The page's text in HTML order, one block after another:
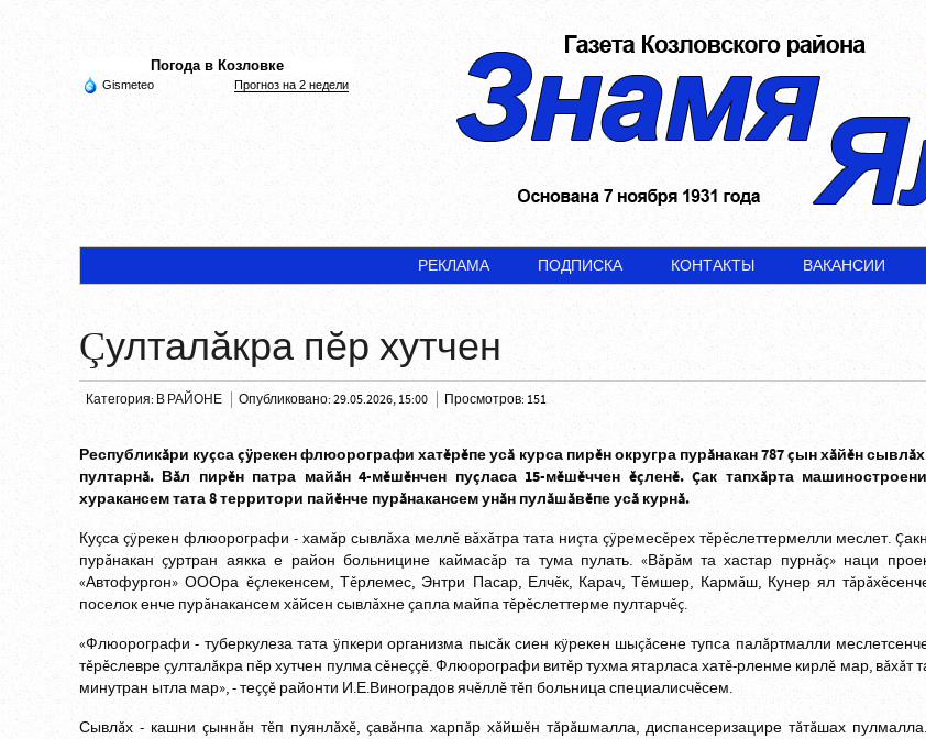
Погода в Козловке
Gismeteo Прогноз на 2 недели
РЕКЛАМА ПОДПИСКА КОНТАКТЫ ВАКАНСИИ
Çулталăкра пĕр хутчен
Категория: В РАЙОНЕ Опубликовано: 29.05.2026, 15:00 Просмотров: 151
Республикăри куçса çÿрекен флюорографи хатĕрĕпе усă курса пирĕн округра пурăнакан 787 çын хăйĕн
пултарнă. Вăл пирĕн патра майăн 4-мĕшĕнчен пуçласа 15-мĕшĕччен ĕçленĕ. Çак тапхăрта
хуракансем тата 8 территори пайĕнче пурăнакансем унăн пулăшăвĕпе усă курнă.
Куçса çÿрекен флюорографи - хамăр сывлăха меллĕ вăхăтра тата ниçта çÿремесĕрех тĕрĕслеттермелли меслет.
пурăнакан çуртран аякка е район больницине каймасăр та тума пулать. «Вăрăм та хастар пурнăç» наци
«Автофургон» ОООра ĕçлекенсем, Тĕрлемес, Энтри Пасар, Елчĕк, Карач, Тĕмшер, Кармăш, Кунер ял
поселок енче пурăнакансем хăйсен сывлăхне çапла майпа тĕрĕслеттерме пултарчĕç.
«Флюорографи - туберкулеза тата ÿпкери организма пысăк сиен кÿрекен шыçăсене тупса палăртмалли
тĕрĕслевре çулталăкра пĕр хутчен пулма сĕнеççĕ. Флюорографи витĕр тухма ятарласа хатĕ-рленме кирлĕ мар, вăхăт
минутран ытла мар», - теççĕ районти И.Е.Виноградов ячĕллĕ тĕп больница специалисчĕсем.
Сывлăх - кашни çыннăн тĕп пуянлăхĕ, çавăнпа харпăр хăйшĕн тăрăшмалла, диспансеризацире тăтăшах